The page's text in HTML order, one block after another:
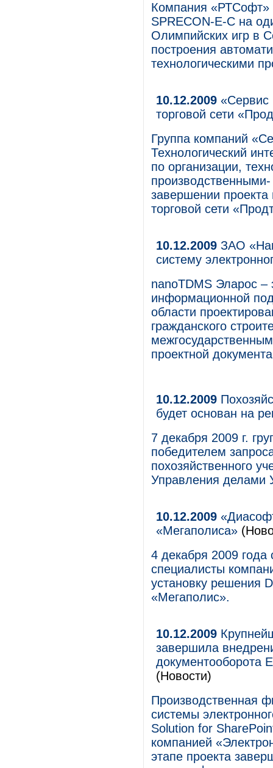
Компания «РТСофт»
SPRECON-E-C на
Олимпийских игр в
построения
технологическими
10.12.2009 «Сервис
торговой сети
Группа компаний
Технологический
по организации,
завершении проекта
торговой сети
10.12.2009 ЗАО
систему
nanoTDMS Эларос –
информационной
области
гражданского
проектной
10.12.2009
будет основан на
7 декабря 2009 г.
победителем
похозяйственного
Управления делами
10.12.2009
«Мегаполиса»
4 декабря 2009 года
специалисты
установку решения
«Мегаполис».
10.12.2009
завершила
документооборота
(Новости)
Производственная
системы
Solution for
компанией
этапе проекта